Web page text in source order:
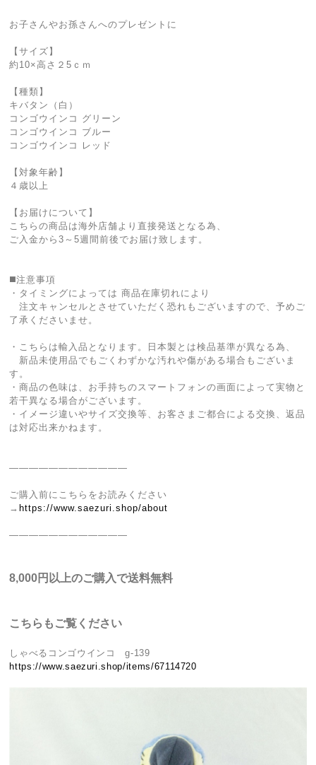
お子さんやお孫さんへのプレゼントに
【サイズ】
約10×高さ２5ｃｍ
【種類】
キバタン（白）
コンゴウインコ グリーン
コンゴウインコ ブルー
コンゴウインコ レッド
【対象年齢】
４歳以上
【お届けについて】
こちらの商品は海外店舗より直接発送となる為、
ご入金から3～5週間前後でお届け致します。
◼️注意事項
・タイミングによっては 商品在庫切れにより
注文キャンセルとさせていただく恐れもございますので、予めご
了承くださいませ。
・こちらは輸入品となります。日本製とは検品基準が異なる為、
新品未使用品でもごくわずかな汚れや傷がある場合もございま
す。
・商品の色味は、お手持ちのスマートフォンの画面によって実物と
若干異なる場合がございます。
・イメージ違いやサイズ交換等、お客さまご都合による交換、返品
は対応出来かねます。
————————————
ご購入前にこちらをお読みください
→ https://www.saezuri.shop/about
————————————
8,000円以上のご購入で送料無料
こちらもご覧ください
しゃべるコンゴウインコ g-139
https://www.saezuri.shop/items/67114720